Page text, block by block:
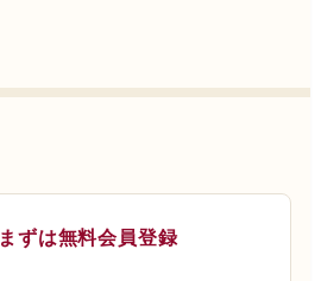
まずは無料会員登録